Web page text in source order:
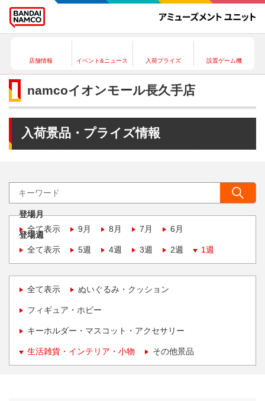
店舗情報 イベント&ニュース 入荷プライズ 設置ゲーム機
namcoイオンモール長久手店
入荷景品・プライズ情報
登場月
全て表示
9月 8月 7月 6月
登場週
全て表示
5週 4週 3週 2週 1週
全て表示 ぬいぐるみ・クッション
フィギュア・ホビー
キーホルダー・マスコット・アクセサリー
生活雑貨・インテリア・小物 その他景品